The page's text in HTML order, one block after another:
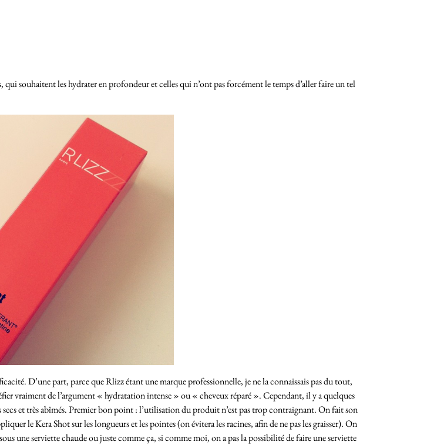
qui souhaitent les hydrater en profondeur et celles qui n’ont pas forcément le temps d’aller faire un tel
D’une part, parce que Rlizz étant une marque professionnelle, je ne la connaissais pas du tout,
vraiment de l’argument « hydratation intense » ou « cheveux réparé ». Cependant, il y a quelques
secs et très abîmés. Premier bon point : l’utilisation du produit n’est pas trop contraignant. On fait son
le Kera Shot sur les longueurs et les pointes (on évitera les racines, afin de ne pas les graisser). On
une serviette chaude ou juste comme ça, si comme moi, on a pas la possibilité de faire une serviette